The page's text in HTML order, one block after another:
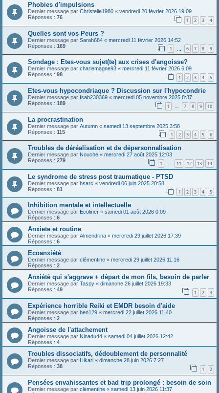
Phobies d'impulsions
Dernier message par Christelle1980 « vendredi 20 février 2026 19:09
Réponses : 76 1 2 3 4
Quelles sont vos Peurs ?
Dernier message par Sarah684 « mercredi 11 février 2026 14:52
Réponses : 169 1 6 7 8 9
Sondage : Etes-vous sujet(te) aux crises d'angoisse?
Dernier message par charlemagne93 « mercredi 11 février 2026 6:09
Réponses : 98 1 2 3 4 5
Etes-vous hypocondriaque ? Discussion sur l'hypocondrie
Dernier message par Isab230369 « mercredi 05 novembre 2025 8:37
Réponses : 189 1 … 7 8 9 10
La procrastination
Dernier message par Autumn « samedi 13 septembre 2025 3:58
Réponses : 115 1 2 3 4 5 6
Troubles de déréalisation et de dépersonnalisation
Dernier message par Nouche « mercredi 27 août 2025 12:03
Réponses : 279 1 … 11 12 13 14
Le syndrome de stress post traumatique - PTSD
Dernier message par hsarc « vendredi 06 juin 2025 20:58
Réponses : 81 1 2 3 4 5
Inhibition mentale et intellectuelle
Dernier message par Ecoliner « samedi 01 août 2026 0:09
Réponses : 6
Anxiete et routine
Dernier message par Almendrina « mercredi 29 juillet 2026 17:39
Réponses : 6
Ecoanxiété
Dernier message par clémentine « mercredi 29 juillet 2026 11:16
Réponses : 2
Anxiété qui s'aggrave + départ de mon fils, besoin de parler
Dernier message par Taspy « dimanche 26 juillet 2026 19:33
Réponses : 49 1 2 3
Expérience horrible Reiki et EMDR besoin d'aide
Dernier message par ben129 « mercredi 22 juillet 2026 11:40
Réponses : 2
Angoisse de l'attachement
Dernier message par Ninadu44 « samedi 04 juillet 2026 12:42
Réponses : 4
Troubles dissociatifs, dédoublement de personnalité
Dernier message par Hikari « dimanche 28 juin 2026 7:27
Réponses : 38 1 2
Pensées envahissantes et bad trip prolongé : besoin de soin
Dernier message par clémentine « samedi 13 juin 2026 11:37